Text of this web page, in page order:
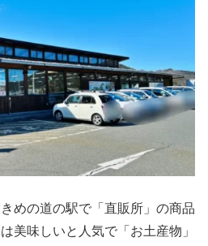
めの道の駅で「直販所」の商品
美味しいと人気で「お土産物」